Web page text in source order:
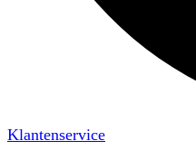
Klantenservice